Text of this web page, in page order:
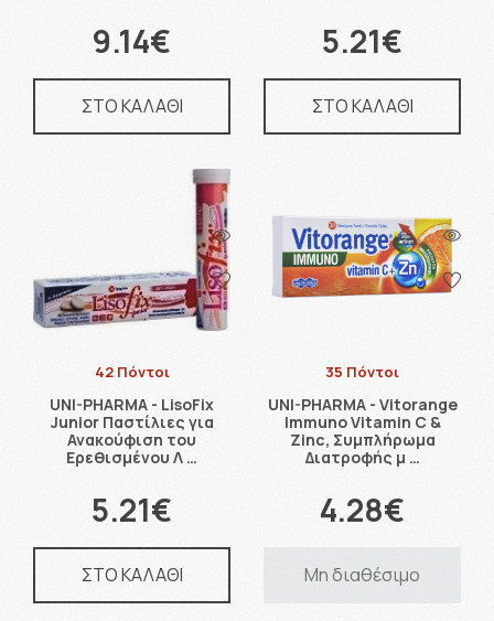
9.14€
ΣΤΟ ΚΑΛΑΘΙ
5.21€
ΣΤΟ ΚΑΛΑΘΙ
42 Πόντοι
UNI-PHARMA - LisoFix
Junior Παστίλιες για
Ανακούφιση του
Ερεθισμένου Λ …
5.21€
ΣΤΟ ΚΑΛΑΘΙ
35 Πόντοι
UNI-PHARMA - Vitorange
Immuno Vitamin C &
Zinc, Συμπλήρωμα
Διατροφής μ …
4.28€
Μη διαθέσιμο